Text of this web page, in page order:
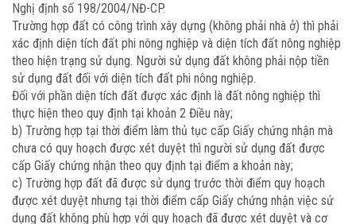
Nghị định số 198/2004/NĐ-CP.
Trường hợp đất có công trình xây dựng (không phải nhà ở) thì phải
xác định diện tích đất phi nông nghiệp và diện tích đất nông nghiệp
theo hiện trạng sử dụng. Người sử dụng đất không phải nộp tiền
sử dụng đất đối với diện tích đất phi nông nghiệp.
Đối với phần diện tích đất được xác định là đất nông nghiệp thì
thực hiện theo quy định tại khoản 2 Điều này;
b) Trường hợp tại thời điểm làm thủ tục cấp Giấy chứng nhận mà
chưa có quy hoạch được xét duyệt thì người sử dụng đất được
cấp Giấy chứng nhận theo quy định tại điểm a khoản này;
c) Trường hợp đất đã được sử dụng trước thời điểm quy hoạch
được xét duyệt nhưng tại thời điểm cấp Giấy chứng nhận việc sử
dụng đất không phù hợp với quy hoạch đã được xét duyệt và cơ